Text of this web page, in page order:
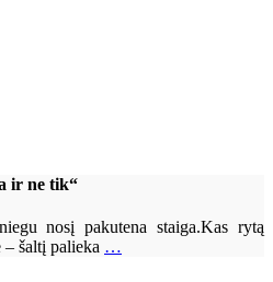
ir ne tik“
nosį pakutena staiga.Kas rytą
– šaltį palieka …